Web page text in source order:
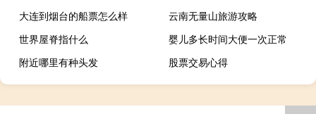
大连到烟台的船票怎么样
云南无量山旅游攻略
世界屋脊指什么
婴儿多长时间大便一次正常
附近哪里有种头发
股票交易心得